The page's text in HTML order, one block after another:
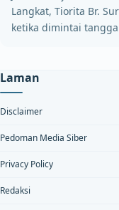
Langkat, Tiorita Br.
ketika dimintai
Laman
Disclaimer
Pedoman Media Siber
Privacy Policy
Redaksi